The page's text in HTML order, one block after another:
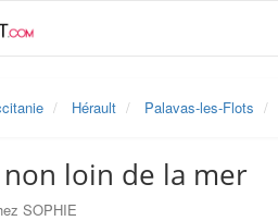
Hérault Palavas-les-Flots
loin de la mer
SOPHIE